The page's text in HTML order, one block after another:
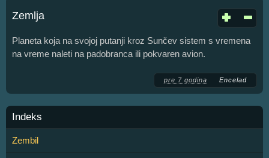
Zemlja
Planeta koja na svojoj putanji kroz Sunčev sistem s vremena
na vreme naleti na padobranca ili pokvaren avion.
pre 7 godina Encelad
Indeks
Zembil